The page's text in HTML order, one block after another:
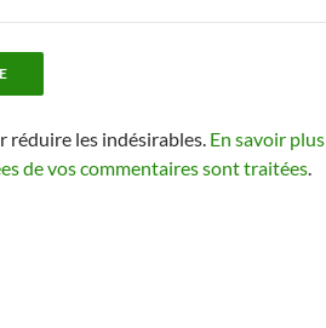
réduire les indésirables. En savoir plus
de vos commentaires sont traitées.